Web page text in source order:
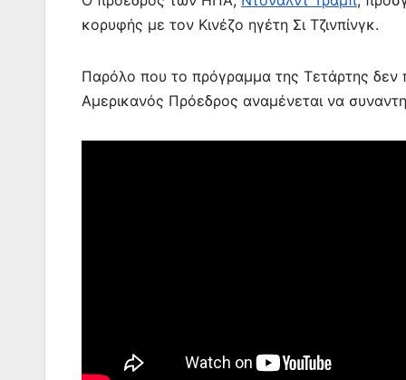
k
er
κορυφής με τον Κινέζο ηγέτη Σι Τζινπίνγκ.
Παρόλο που το πρόγραμμα της Τετάρτης δεν
Αμερικανός Πρόεδρος αναμένεται να